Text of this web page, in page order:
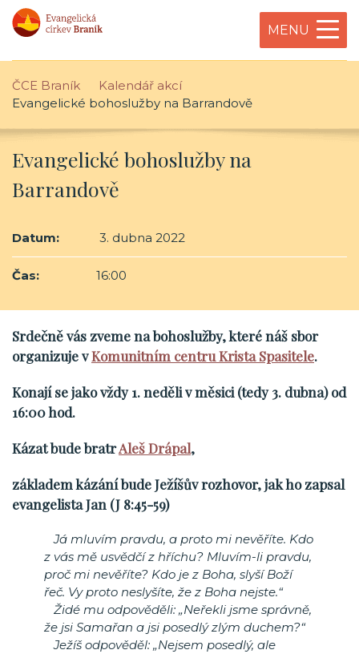
MENU
ČCE Braník
Kalendář akcí
Evangelické bohoslužby na Barrandově
Evangelické bohoslužby na
Barrandově
Datum: 3. dubna 2022
Čas: 16:00
Srdečně vás zveme na bohoslužby, které náš sbor
organizuje vKomunitním centru Krista Spasitele.
Konají se jako vždy1. neděli v měsici (tedy 3. dubna) od
16:00 hod.
Kázat bude bratrAleš Drápal,
základem kázání bude Ježíšův rozhovor, jak ho zapsal
evangelista Jan (J 8:45-59)
Já mluvím pravdu, a proto mi nevěříte. Kdo
z vás mě usvědčí z hříchu? Mluvím-li pravdu,
proč mi nevěříte? Kdo je z Boha, slyší Boží
řeč. Vy proto neslyšíte, že z Boha nejste.“
Židé mu odpověděli: „Neřekli jsme správně,
že jsi Samařan a jsi posedlý zlým duchem?“
Ježíš odpověděl: „Nejsem posedlý, ale